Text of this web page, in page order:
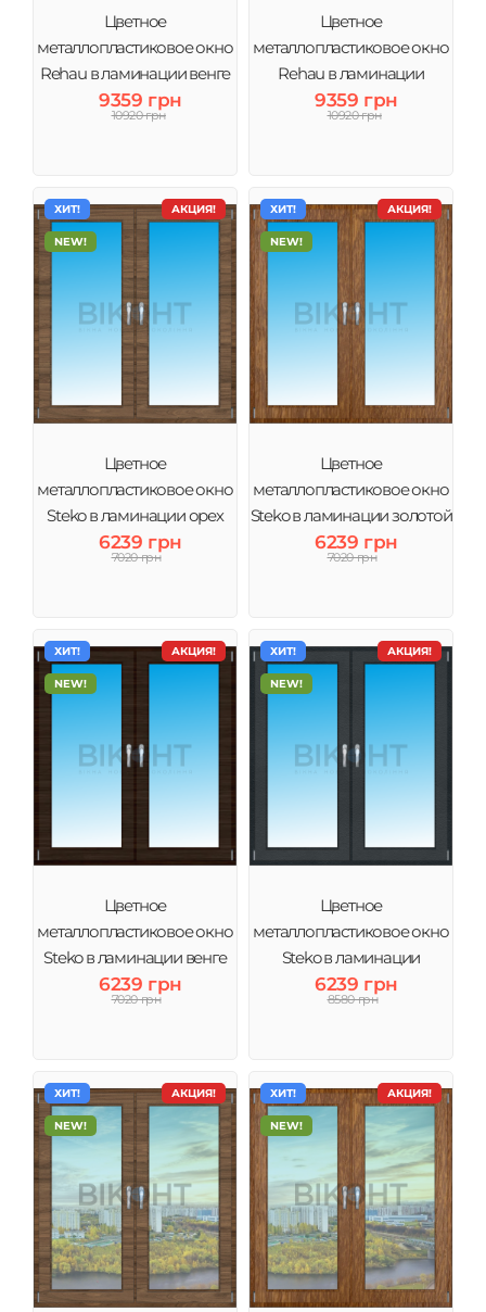
Цветное
металлопластиковое окно
Rehau в ламинации венге
тонировка бронза
9359 грн
10920 грн
Цветное
металлопластиковое окно
Rehau в ламинации
Антрацит тонировка
бронза
9359 грн
10920 грн
АКЦИЯ!
ХИТ!
NEW!
Цветное
металлопластиковое окно
Steko в ламинации орех
6239 грн
7020 грн
АКЦИЯ!
ХИТ!
NEW!
Цветное
металлопластиковое окно
Steko в ламинации золотой
дуб
6239 грн
7020 грн
АКЦИЯ!
ХИТ!
NEW!
Цветное
металлопластиковое окно
Steko в ламинации венге
6239 грн
7020 грн
АКЦИЯ!
ХИТ!
NEW!
Цветное
металлопластиковое окно
Steko в ламинации
Антрацит
6239 грн
8580 грн
АКЦИЯ!
ХИТ!
NEW!
АКЦИЯ!
ХИТ!
NEW!